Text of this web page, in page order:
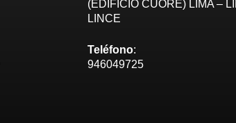
(EDIFICIO CUORE) LIMA –
LINCE
Teléfono:
946049725